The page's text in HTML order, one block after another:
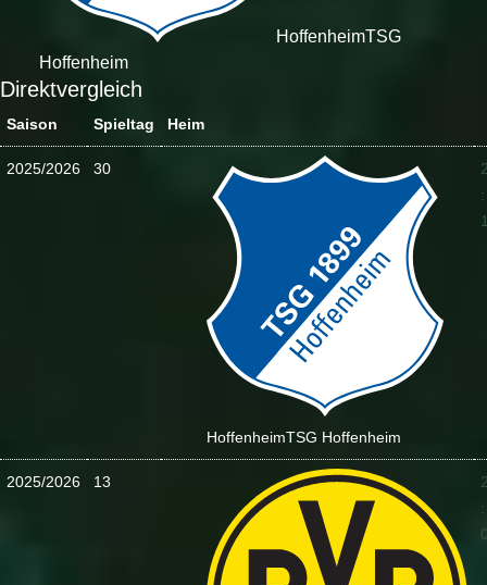
HoffenheimTSG
Hoffenheim
Direktvergleich
Saison Spieltag Heim
2025/2026 30
HoffenheimTSG Hoffenheim
:
2025/2026 13
: